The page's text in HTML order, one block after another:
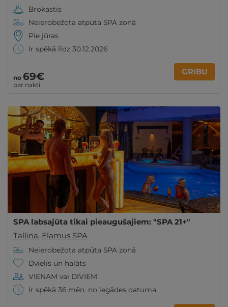
Brokastis
Neierobežota atpūta SPA zonā
Pie jūras
Ir spēkā līdz 30.12.2026
no 69€
par nakti
GRIBU
SPA labsajūta tikai pieaugušajiem: "SPA 21+"
Tallina, Elamus SPA
Neierobežota atpūta SPA zonā
Dvielis un halāts
VIENAM vai DIVIEM
Ir spēkā 36 mēn. no iegādes datuma